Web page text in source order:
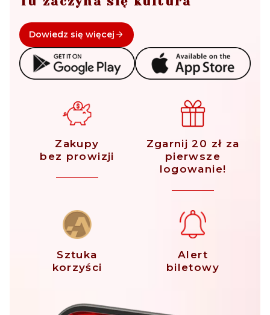
Dowiedz się więcej
Zakupy
bez prowizji
Zgarnij 20 zł za
pierwsze
logowanie!
Sztuka
korzyści
Alert
biletowy